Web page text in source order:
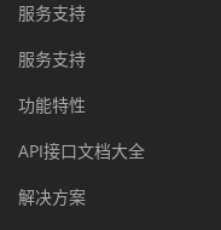
服务支持
服务支持
功能特性
API接口文档大全
解决方案